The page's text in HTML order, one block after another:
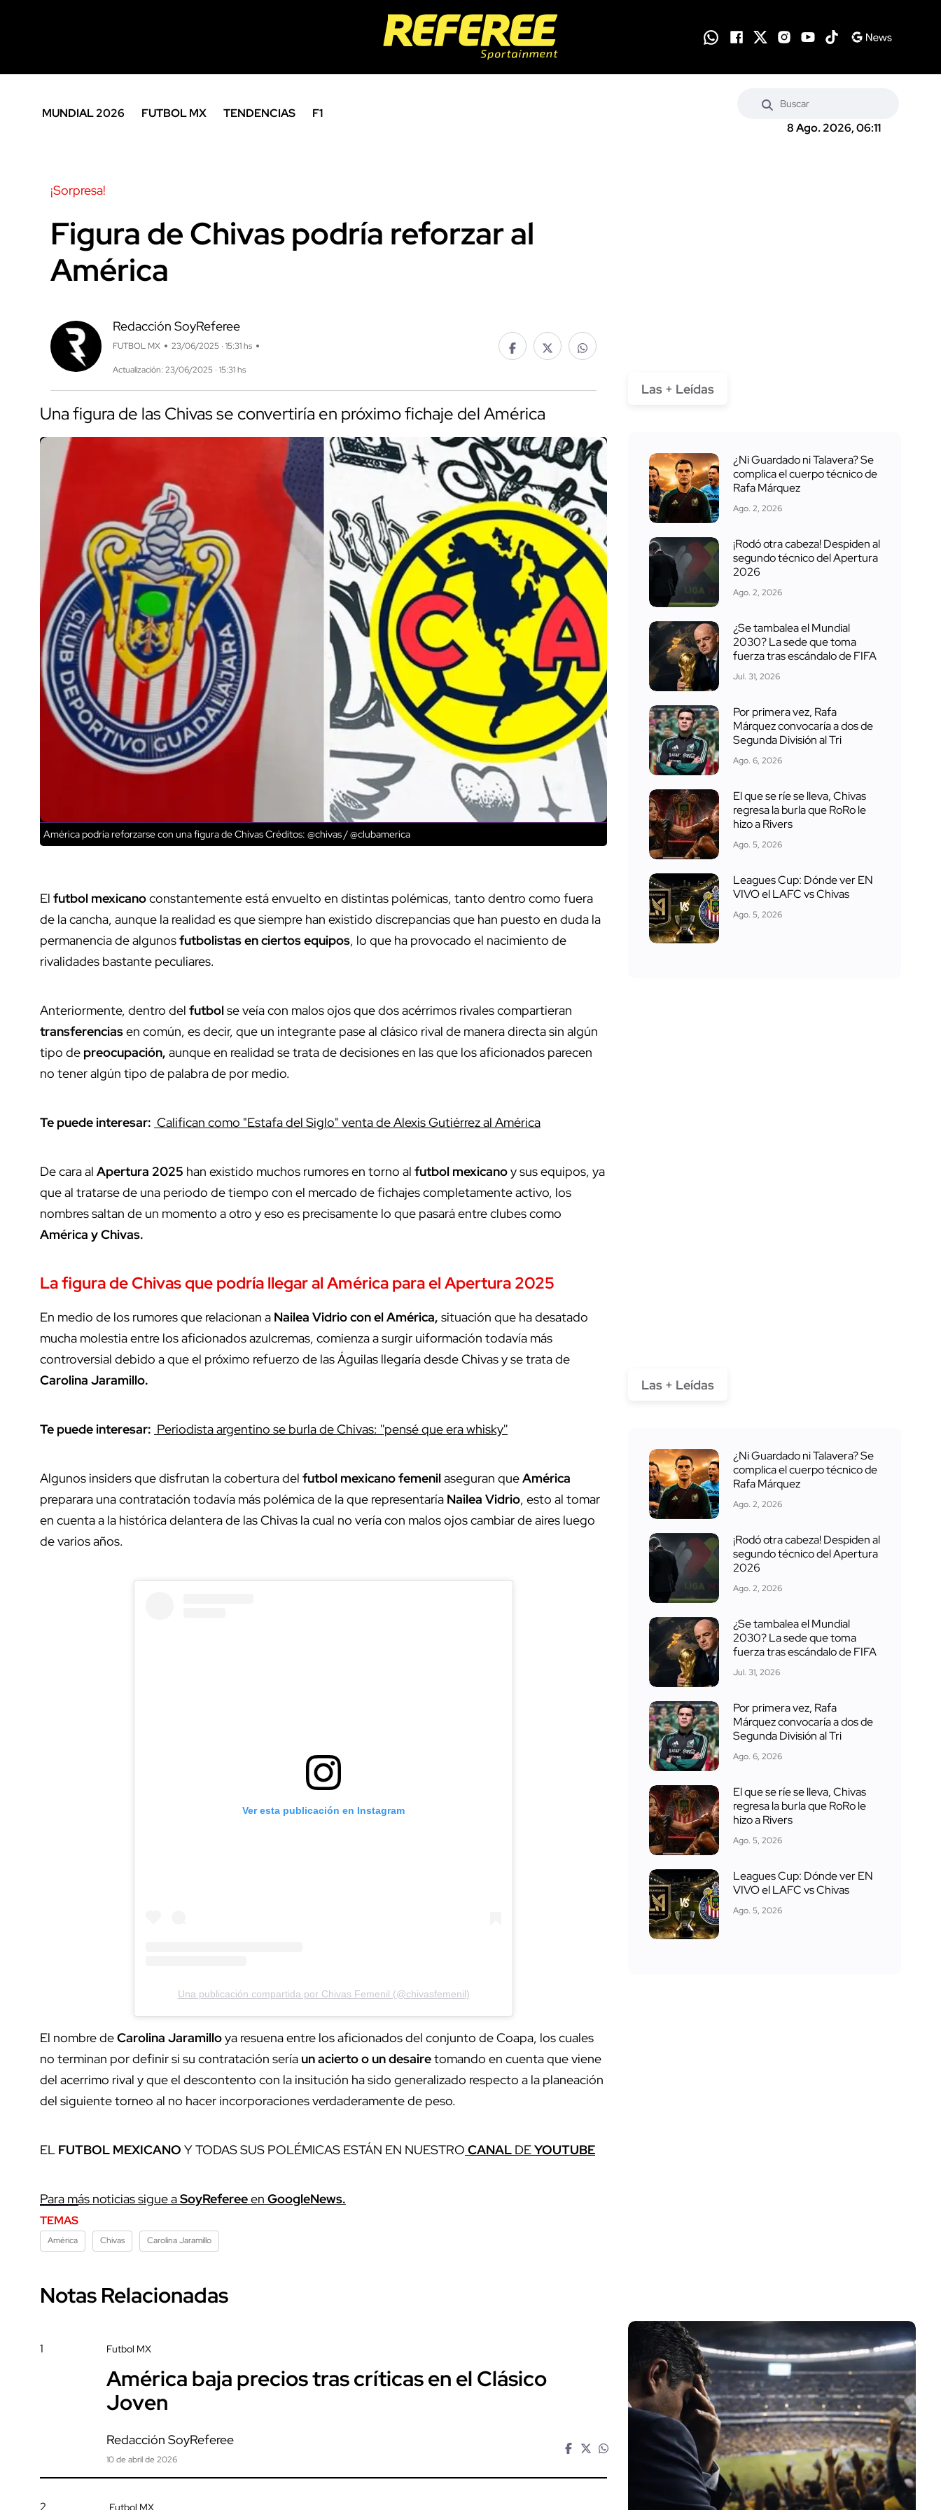
MUNDIAL 2026 FUTBOL MX TENDENCIAS
F1
8 Ago. 2026, 06:11
¡Sorpresa!
Figura de Chivas podría reforzar al
América
Redacción SoyReferee
FUTBOL MX 23/06/2025 · 15:31 hs
Actualización: 23/06/2025 · 15:31 hs
Una figura de las Chivas se convertiría en próximo fichaje del América
América podría reforzarse con una figura de ChivasCréditos: @chivas / @clubamerica
El futbol mexicanoconstantemente está envuelto en distintas polémicas, tanto dentro como fuera
de la cancha, aunque la realidad es que siempre han existido discrepancias que han puesto en duda la
permanencia de algunosfutbolistas en ciertos equipos, lo que ha provocado el nacimiento de
rivalidades bastante peculiares.
Anteriormente, dentro del futbolse veía con malos ojos que dos acérrimos rivales compartieran
transferenciasen común, es decir, que un integrante pase al clásico rival de manera directa sin algún
tipo de preocupación, aunque en realidad se trata de decisiones en las que los aficionados parecen
no tener algún tipo de palabra de por medio.
Te puede interesar: Califican como "Estafa del Siglo" venta de Alexis Gutiérrez al América
De cara al Apertura 2025 han existido muchos rumores en torno al futbol mexicanoy sus equipos, ya
que al tratarse de una periodo de tiempo con el mercado de fichajes completamente activo, los
nombres saltan de un momento a otro y eso es precisamente lo que pasará entre clubes como
América y Chivas.
La figura de Chivas que podría llegar al América para el Apertura 2025
En medio de los rumores que relacionan a Nailea Vidrio con el América, situación que ha desatado
mucha molestia entre los aficionados azulcremas, comienza a surgir uiformación todavía más
controversial debido a que el próximo refuerzo de las Águilas llegaría desde Chivas y se trata de
Carolina Jaramillo.
Te puede interesar: Periodista argentino se burla de Chivas: ''pensé que era whisky''
Algunos insiders que disfrutan la cobertura del futbol mexicano femenilaseguran queAmérica
preparara una contratación todavía más polémica de la que representaría Nailea Vidrio, esto al tomar
en cuenta a la histórica delantera de las Chivas la cual no vería con malos ojos cambiar de aires luego
de varios años.
Ver esta publicación en Instagram
Una publicación compartida por Chivas Femenil (@chivasfemenil)
El nombre deCarolina Jaramilloya resuena entre los aficionados del conjunto de Coapa, los cuales
no terminan por definir si su contratación sería un acierto o un desairetomando en cuenta que viene
del acerrimo rival y que el descontento con la insitución ha sido generalizado respecto a la planeación
del siguiente torneo al no hacer incorporaciones verdaderamente de peso.
EL FUTBOL MEXICANO Y TODAS SUS POLÉMICAS ESTÁN EN NUESTRO CANAL DEYOUTUBE
Para más noticias sigue aSoyRefereeen GoogleNews.
TEMAS
América Chivas Carolina Jaramillo
Notas Relacionadas
1 Futbol MX
América baja precios tras críticas en el Clásico
Joven
Redacción SoyReferee
10 de abril de 2026
2 Futbol MX
Las + Leídas
¿Ni Guardado ni Talavera? Se
complica el cuerpo técnico de
Rafa Márquez
Ago. 2, 2026
¡Rodó otra cabeza! Despiden al
segundo técnico del Apertura
2026
Ago. 2, 2026
¿Se tambalea el Mundial
2030? La sede que toma
fuerza tras escándalo de FIFA
Jul. 31, 2026
Por primera vez, Rafa
Márquez convocaría a dos de
Segunda División al Tri
Ago. 6, 2026
El que se ríe se lleva, Chivas
regresa la burla que RoRo le
hizo a Rivers
Ago. 5, 2026
Leagues Cup: Dónde ver EN
VIVO el LAFC vs Chivas
Ago. 5, 2026
Las + Leídas
¿Ni Guardado ni Talavera? Se
complica el cuerpo técnico de
Rafa Márquez
Ago. 2, 2026
¡Rodó otra cabeza! Despiden al
segundo técnico del Apertura
2026
Ago. 2, 2026
¿Se tambalea el Mundial
2030? La sede que toma
fuerza tras escándalo de FIFA
Jul. 31, 2026
Por primera vez, Rafa
Márquez convocaría a dos de
Segunda División al Tri
Ago. 6, 2026
El que se ríe se lleva, Chivas
regresa la burla que RoRo le
hizo a Rivers
Ago. 5, 2026
Leagues Cup: Dónde ver EN
VIVO el LAFC vs Chivas
Ago. 5, 2026